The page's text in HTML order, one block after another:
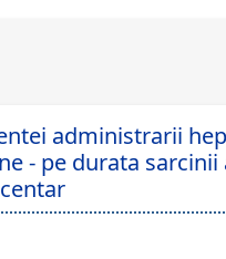
administrarii
- pe durata